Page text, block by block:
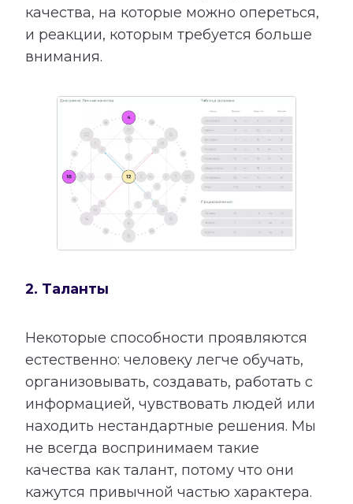
качества, на которые можно опереться,
и реакции, которым требуется больше
внимания.
2. Таланты
Некоторые способности проявляются
естественно: человеку легче обучать,
организовывать, создавать, работать с
информацией, чувствовать людей или
находить нестандартные решения. Мы
не всегда воспринимаем такие
качества как талант, потому что они
кажутся привычной частью характера.